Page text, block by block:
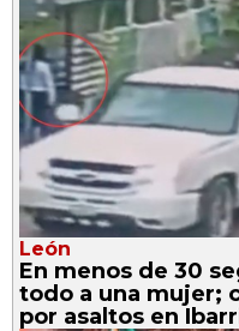
León
En menos de 30
todo a una mujer;
por asaltos en